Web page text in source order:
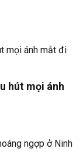
hút mọi ánh